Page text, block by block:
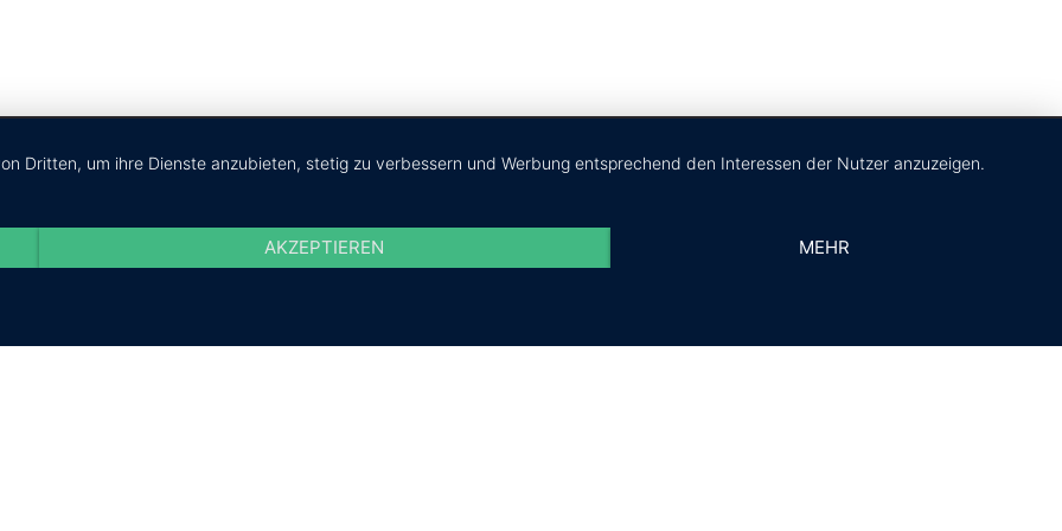
Tel: 04551 - 96 71 82
Impressum
Datenschutz
Dritten, um ihre Dienste anzubieten, stetig zu verbessern und Werbung entsprechend den Interessen der Nutzer anzuzeigen.
AKZEPTIEREN MEHR